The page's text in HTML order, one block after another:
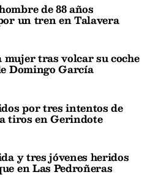
de 88 años
un tren en Talavera
mujer tras volcar su coche
Domingo García
por tres intentos de
tiros en Gerindote
y tres jóvenes heridos
en Las Pedroñeras